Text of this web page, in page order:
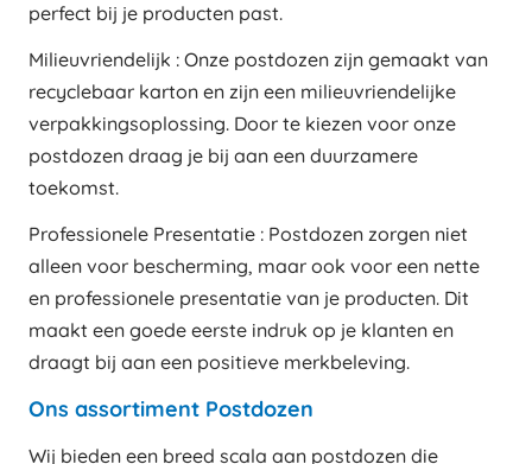
perfect bij je producten past.
Milieuvriendelijk : Onze postdozen zijn gemaakt van
recyclebaar karton en zijn een milieuvriendelijke
verpakkingsoplossing. Door te kiezen voor onze
postdozen draag je bij aan een duurzamere
toekomst.
Professionele Presentatie : Postdozen zorgen niet
alleen voor bescherming, maar ook voor een nette
en professionele presentatie van je producten. Dit
maakt een goede eerste indruk op je klanten en
draagt bij aan een positieve merkbeleving.
Ons assortiment Postdozen
Wij bieden een breed scala aan postdozen die